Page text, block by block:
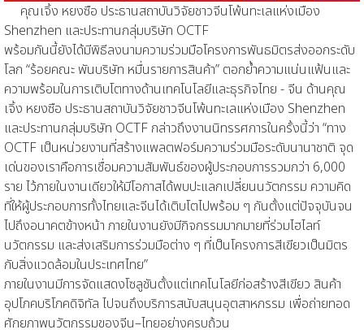
คุณเจิ้ง หยงซือ ประธานสถาบันวิจัยชาวจีนโพ้นทะเลแห่งเมือง
Shenzhen และประทานกลุ่มบริษัท OCTF
พร้อมกันนี้ยังได้มีพิธีลงนามความร่วมมือโครงการพันธมิตรส่งออกระดับ
โลก “ร้อยคณะ พันบริษัท หมื่นรายการสินค้า” ตอกย้ำความแน่นแฟ้นและ
ความพร้อมในการเติบโตทางด้านเทคโนโลยีและธุรกิจไทย - จีน ด้านคุณ
เจิ้ง หยงซือ ประธานสถาบันวิจัยชาวจีนโพ้นทะเลแห่งเมือง Shenzhen
และประทานกลุ่มบริษัท OCTF กล่าวถึงงานนิทรรศการในครั้งนี้ว่า “ทาง
OCTF เป็นหน่วยงานที่สร้างแพลตฟอร์มความร่วมมือระดับนานาชาติ จุด
เด่นของเราคือการเชื่อมความสัมพันธ์ของผู้ประกอบการรวมกว่า 6,000
ราย ไว้ภายในงานเดียวให้มีโอกาสได้พบปะแลกเปลี่ยนนวัตกรรม ความคิด
ที่ให้ผู้ประกอบการทั้งไทยและจีนได้เติบโตไปพร้อม ๆ กันตั้งแต่ปัจจุบันจน
ไปถึงอนาคตข้างหน้า ภายในงานยังมีกิจกรรมมากมายที่ร่วมไฮไลท์
นวัตกรรม และส่งเสริมการร่วมมือต่าง ๆ ที่เป็นโครงการสีเขียวเป็นมิตร
กับสิ่งแวดล้อมในประเทศไทย”
ภายในงานมีการจัดแสดงโซลูชันตั้งแต่เทคโนโลยีก่อสร้างสีเขียว สินค้า
อุปโภคบริโภคดิจิทัล ไปจนถึงบริการสนับสนุนอุตสาหกรรม เพื่อถ่ายทอด
ศักยภาพนวัตกรรมของจีน–ไทยอย่างครบถ้วน